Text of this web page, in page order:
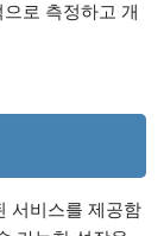
로 측정하고 개
서비스를 제공함